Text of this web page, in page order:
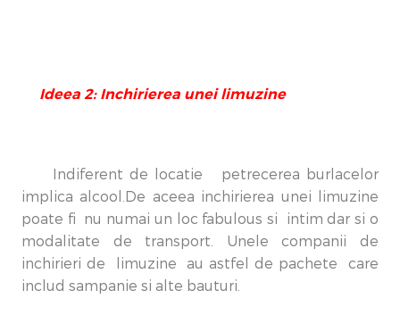
Ideea 2: Inchirierea unei limuzine
Indiferent de locatie petrecerea burlacelor
implica alcool.De aceea inchirierea unei limuzine
poate fi nu numai un loc fabulous si intim dar si o
modalitate de transport. Unele companii de
inchirieri de limuzine au astfel de pachete care
includ sampanie si alte bauturi.